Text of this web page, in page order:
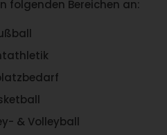
folgenden Bereichen an:
& Volleyball